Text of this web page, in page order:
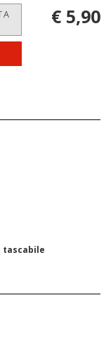
€ 5,90
tascabile